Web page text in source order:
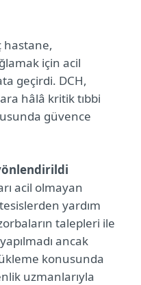
hastane,
için acil
geçirdi. DCH,
hâlâ kritik tıbbi
güvence
acil olmayan
yardım
talepleri ile
ancak
konusunda
uzmanlarıyla